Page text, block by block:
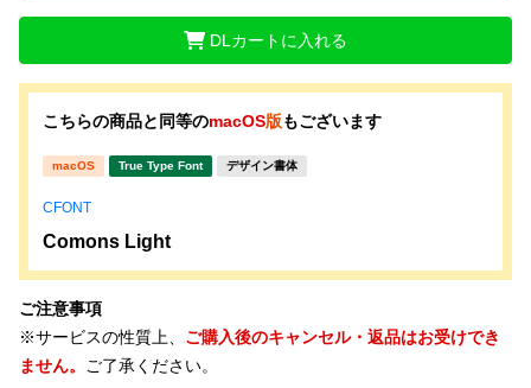
DLカートに入れる
こちらの商品と同等のmacOS版もございます
macOS True Type Font デザイン書体
CFONT
Comons Light
ご注意事項
※サービスの性質上、 ご購入後のキャンセル・返品はお受けでき
ません。 ご了承ください。